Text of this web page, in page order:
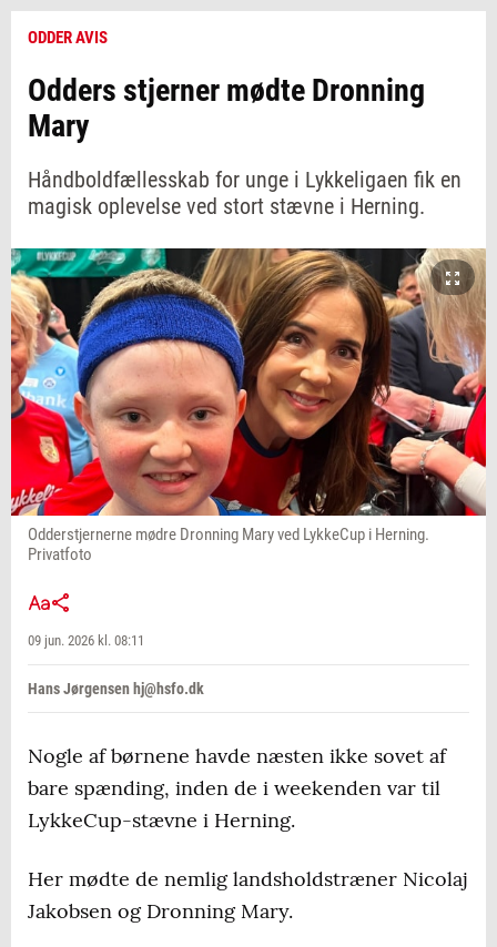
ODDER AVIS
Odders stjerner mødte Dronning
Mary
Håndboldfællesskab for unge i Lykkeligaen fik en
magisk oplevelse ved stort stævne i Herning.
Odderstjernerne mødre Dronning Mary ved LykkeCup i Herning.
Privatfoto
09 jun. 2026 kl. 08:11
Hans Jørgensen hj@hsfo.dk
Nogle af børnene havde næsten ikke sovet af
bare spænding, inden de i weekenden var til
LykkeCup-stævne i Herning.
Her mødte de nemlig landsholdstræner Nicolaj
Jakobsen og Dronning Mary.